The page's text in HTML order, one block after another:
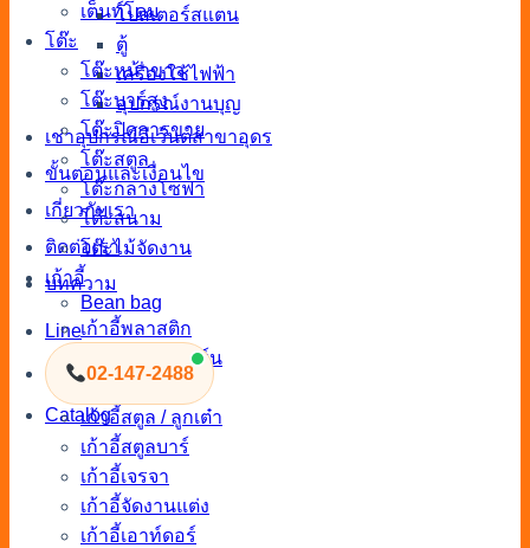
โปสเตอร์สแตน
ตู้
เครื่องใช้ไฟฟ้า
อุปกรณ์งานบุญ
เช่าอุปกรณ์อีเว้นต์สาขาอุดร
ขั้นตอนและเงื่อนไข
เกี่ยวกับเรา
ติดต่อเรา
บทความ
Line
02-147-2488
Catalog
เต็นท์โดม
โต๊ะ
โต๊ะหน้าขาว
โต๊ะบาร์สูง
โต๊ะปิดการขาย
โต๊ะสตูล
โต๊ะกลางโซฟา
โต๊ะสนาม
โต๊ะไม้จัดงาน
เก้าอี้
Bean bag
เก้าอี้พลาสติก
เก้าอี้นวมโมเดิร์น
เก้าอี้นวม
เก้าอี้สตูล / ลูกเต๋า
เก้าอี้สตูลบาร์
เก้าอี้เจรจา
เก้าอี้จัดงานแต่ง
เก้าอี้เอาท์ดอร์